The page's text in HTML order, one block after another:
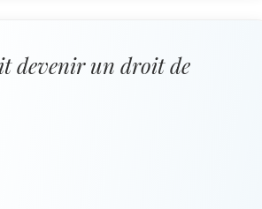
devenir un droit de